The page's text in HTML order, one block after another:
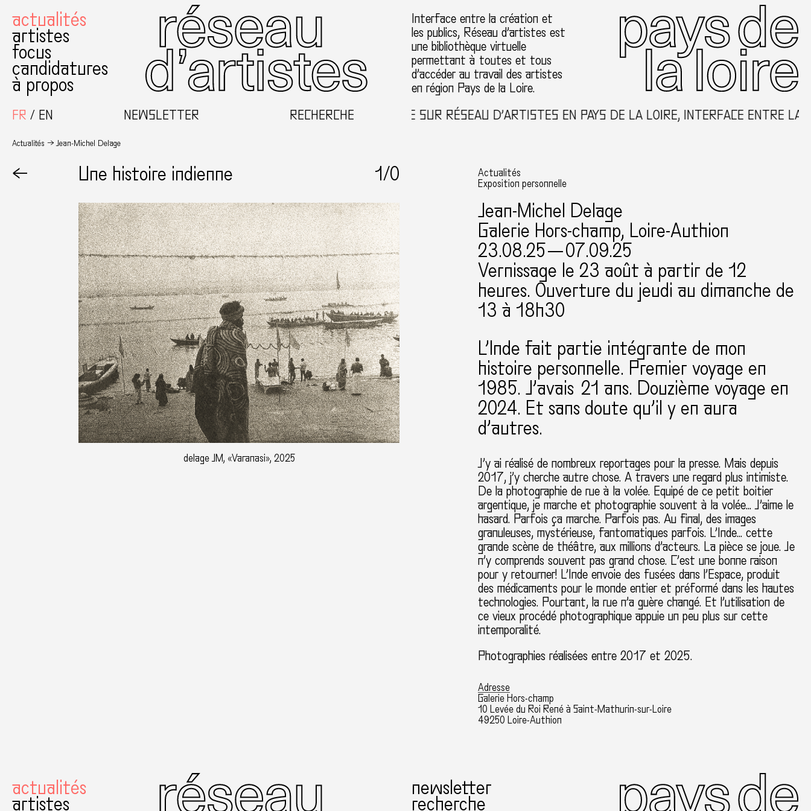
actualités
artistes
focus
candidatures
à propos
Interface entre la création et
les publics, Réseau d’artistes est
une bibliothèque virtuelle
permettant à toutes et tous
d’accéder au travail des artistes
en région Pays de la Loire.
FR
EN NEWSLETTER RECHERCHEBIENVENUE SUR RÉSEAU D’ARTISTES EN PAYS DE LA LOIRE, INTERFACE ENTRE LA
Actualités Jean-Michel Delage
← Une histoire indienne 1/0
delage JM, «Varanasi», 2025
Actualités
Exposition personnelle
Jean-Michel Delage
Galerie Hors-champ, Loire-Authion
23.08.25 — 07.09.25
Vernissage le 23 août à partir de 12
heures. Ouverture du jeudi au dimanche de
13 à 18h30
L’Inde fait partie intégrante de mon
histoire personnelle. Premier voyage en
1985. J’avais 21 ans. Douzième voyage en
2024. Et sans doute qu’il y en aura
d’autres.
J’y ai réaliséde nombreux reportages pour la presse. Mais depuis
2017, j’y cherche autre chose. A travers une regard plus intimiste.
De la photographie de rueà la volée. Equipéde ce petit boitier
argentique, je marche et photographie souventà la volée…J’aime le
hasard. Parfoisça marche. Parfois pas. Au final, des images
granuleuses, mystérieuse, fantomatiques parfois. L’ Inde…cette
grande scène de théâtre, aux millions d’acteurs. La pièce se joue. Je
n’y comprends souvent pas grand chose. C’est une bonne raison
pour y retourner! L’ Inde envoie des fusées dans l’Espace, produit
des médicaments pour le monde entier et préformédans les hautes
technologies. Pourtant, la rue n’a guère changé. Et l’utilisation de
ce vieux procédéphotographique appuie un peu plus sur cette
intemporalité.
Photographies réalisées entre 2017 et 2025.
Adresse
Galerie Hors-champ
10 Levée du Roi René à Saint-Mathurin-sur-Loire
49250 Loire-Authion
actualités
artistes
newsletter
recherche